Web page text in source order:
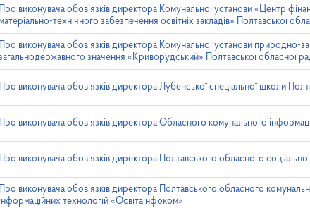
Про виконувача обов’язків директора Комунальної установи «Центр
матеріально-технічного забезпечення освітніх закладів» Полтавської
Про виконувача обов’язків директора Комунальної установи природно-
значення «Криворудський» Полтавської обласної
Про виконувача обов’язків директора Лубенської спеціальної школи
Про виконувача обов’язків директора Обласного комунального
Про виконувача обов’язків директора Полтавського обласного
Про виконувача обов’язків директора Полтавського обласного
інформаційних технологій «Освітаінфоком»